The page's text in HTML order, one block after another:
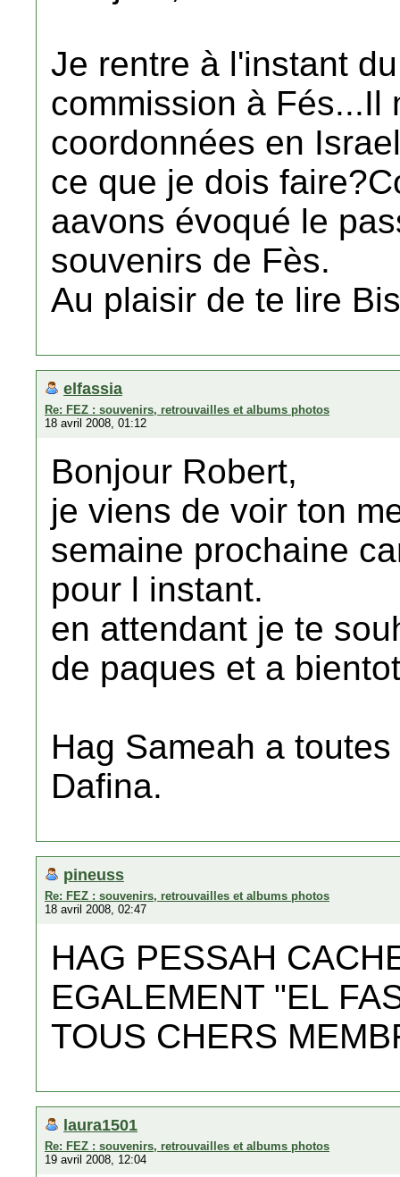
Je rentre à l'instant
commission à Fés...Il
coordonnées en
ce que je dois
aavons évoqué le
souvenirs de Fès.
Au plaisir de te lire
elfassia
Re: FEZ : souvenirs, retrouvailles et albums photos
18 avril 2008, 01:12
Bonjour Robert,
je viens de voir ton
semaine prochaine
pour l instant.
en attendant je te
de paques et a
Hag Sameah a
Dafina.
pineuss
Re: FEZ : souvenirs, retrouvailles et albums photos
18 avril 2008, 02:47
HAG PESSAH
EGALEMENT "EL
TOUS CHERS
laura1501
Re: FEZ : souvenirs, retrouvailles et albums photos
19 avril 2008, 12:04